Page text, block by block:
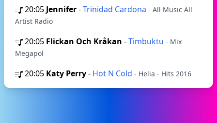
20:05 Jennifer-Trinidad Cardona - All Music All
Artist Radio
20:05 Flickan Och Kråkan -Timbuktu - Mix
Megapol
20:05 Katy Perry- Hot N Cold - Helia - Hits 2016